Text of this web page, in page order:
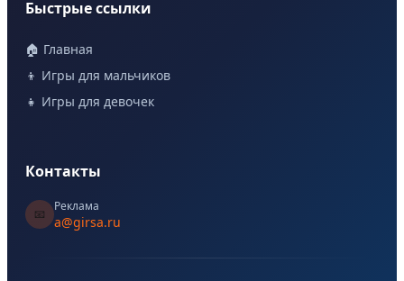
Быстрые ссылки
🏠 Главная
👦 Игры для мальчиков
👧 Игры для девочек
Контакты
📧
Реклама
a@girsa.ru